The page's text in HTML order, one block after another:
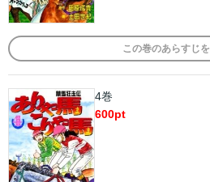
この巻のあらすじを
4巻
600pt